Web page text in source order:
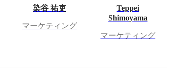
染谷 祐吏
マーケティング
Teppei
Shimoyama
マーケティング